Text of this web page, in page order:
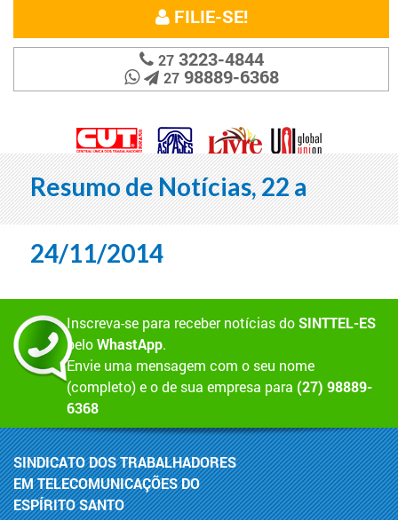
FILIE-SE!
273223-4844
2798889-6368
Resumo de Notícias, 22 a
24/11/2014
Inscreva-se para receber notícias doSINTTEL-ES
peloWhastApp.
Envie uma mensagem com o seu nome
(completo) e o de sua empresa para (27) 98889-
6368
SINDICATO DOS TRABALHADORES
EM TELECOMUNICAÇÕES DO
ESPÍRITO SANTO